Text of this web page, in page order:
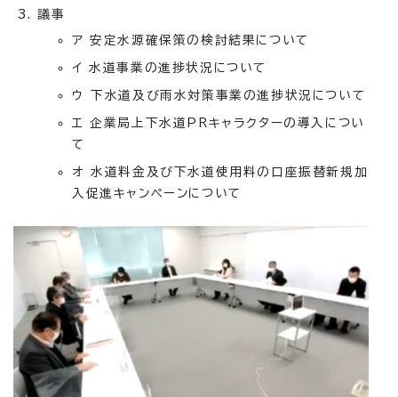
議事
ア 安定水源確保策の検討結果について
イ 水道事業の進捗状況について
ウ 下水道及び雨水対策事業の進捗状況について
エ 企業局上下水道PRキャラクターの導入につい
て
オ 水道料金及び下水道使用料の口座振替新規加
入促進キャンペーンについて